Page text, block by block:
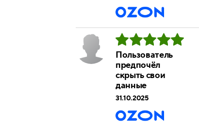
Пользователь
предпочёл
скрыть свои
данные
31.10.2025